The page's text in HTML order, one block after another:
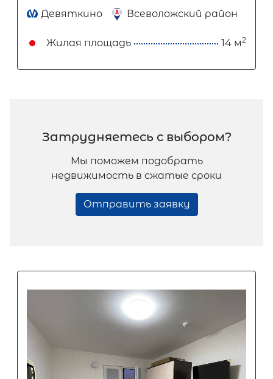
Девяткино Всеволожский район
Жилая площадь 14 м2
Затрудняетесь с выбором?
Мы поможем подобрать
недвижимость в сжатые сроки
Отправить заявку